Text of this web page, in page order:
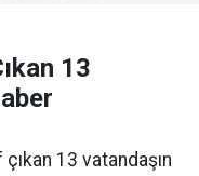
13
13 vatandaşın